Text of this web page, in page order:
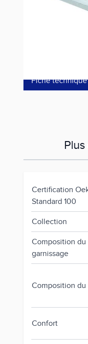
Fiche technique
Certification
Standard 100
Collection
Composition du
garnissage
Composition du
Confort